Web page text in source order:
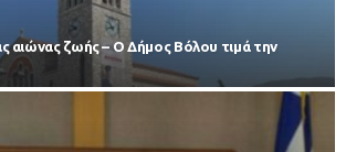
αιώνας ζωής – Ο Δήμος Βόλου τιμά την